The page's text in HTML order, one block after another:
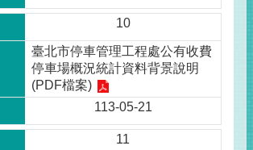
10
臺北市停車管理工程處公有收費
停車場概況統計資料背景說明
(PDF檔案)
113-05-21
11